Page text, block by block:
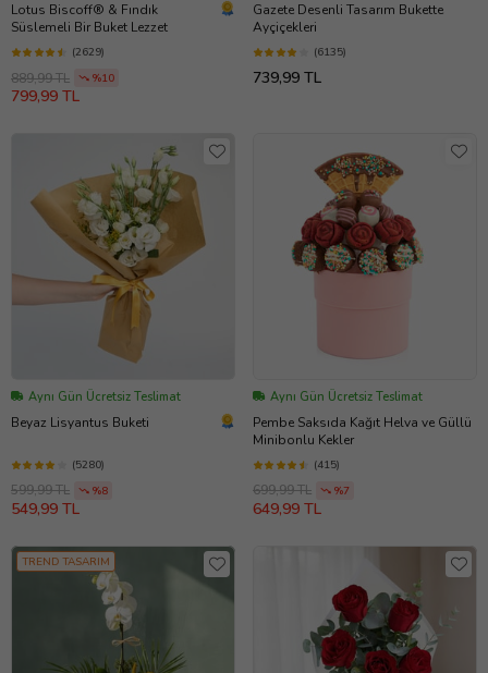
Lotus Biscoff® & Fındık
Süslemeli Bir Buket Lezzet
(2629)
889,99 TL %10
799,99 TL
Gazete Desenli Tasarım Bukette
Ayçiçekleri
(6135)
739,99 TL
Aynı Gün Ücretsiz Teslimat
Beyaz Lisyantus Buketi
(5280)
599,99 TL %8
549,99 TL
Aynı Gün Ücretsiz Teslimat
Pembe Saksıda Kağıt Helva ve Güllü
Minibonlu Kekler
(415)
699,99 TL %7
649,99 TL
TREND TASARIM